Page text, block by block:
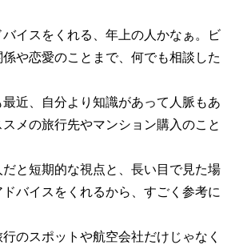
バイスをくれる、年上の人かなぁ。ビ
や恋愛のことまで、何でも相談した
近、自分より知識があって人脈もあ
メの旅行先やマンション購入のこと
だと短期的な視点と、長い目で見た場
バイスをくれるから、すごく参考に
のスポットや航空会社だけじゃなく